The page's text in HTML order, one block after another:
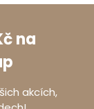
na
akcích,